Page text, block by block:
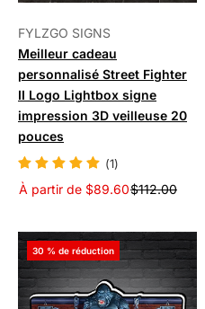
FYLZGO SIGNS
Meilleur cadeau
personnalisé Street Fighter
II Logo Lightbox signe
impression 3D veilleuse 20
pouces
(1)
À partir de $89.60$112.00
30 % de réduction